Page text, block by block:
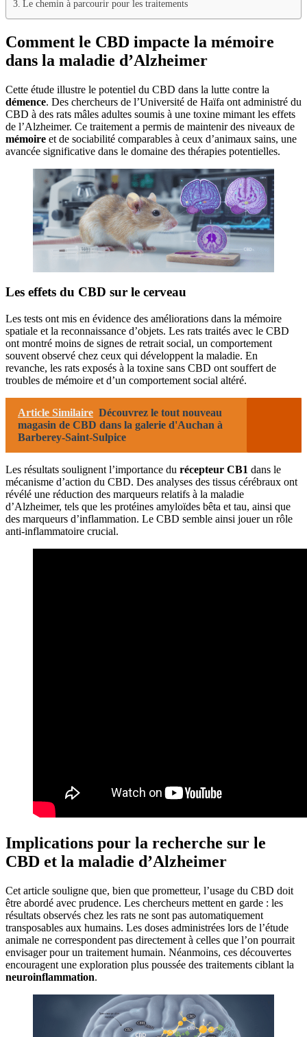
Le chemin à parcourir pour les traitements
Comment le CBD impacte la mémoire
dans la maladie d’Alzheimer
Cette étude illustre le potentiel du CBD dans la lutte contre la
démence. Des chercheurs de l’Université de Haïfa ont administré du
CBD à des rats mâles adultes soumis à une toxine mimant les effets
de l’Alzheimer. Ce traitement a permis de maintenir des niveaux de
mémoire et de sociabilité comparables à ceux d’animaux sains, une
avancée significative dans le domaine des thérapies potentielles.
Les effets du CBD sur le cerveau
Les tests ont mis en évidence des améliorations dans la mémoire
spatiale et la reconnaissance d’objets. Les rats traités avec le CBD
ont montré moins de signes de retrait social, un comportement
souvent observé chez ceux qui développent la maladie. En
revanche, les rats exposés à la toxine sans CBD ont souffert de
troubles de mémoire et d’un comportement social altéré.
Article Similaire Découvrez le tout nouveau
magasin de CBD dans la galerie d'Auchan à
Barberey-Saint-Sulpice
Les résultats soulignent l’importance du récepteur CB1 dans le
mécanisme d’action du CBD. Des analyses des tissus cérébraux ont
révélé une réduction des marqueurs relatifs à la maladie
d’Alzheimer, tels que les protéines amyloïdes bêta et tau, ainsi que
des marqueurs d’inflammation. Le CBD semble ainsi jouer un rôle
anti-inflammatoire crucial.
Implications pour la recherche sur le
CBD et la maladie d’Alzheimer
Cet article souligne que, bien que prometteur, l’usage du CBD doit
être abordé avec prudence. Les chercheurs mettent en garde : les
résultats observés chez les rats ne sont pas automatiquement
transposables aux humains. Les doses administrées lors de l’étude
animale ne correspondent pas directement à celles que l’on pourrait
envisager pour un traitement humain. Néanmoins, ces découvertes
encouragent une exploration plus poussée des traitements ciblant la
neuroinflammation.